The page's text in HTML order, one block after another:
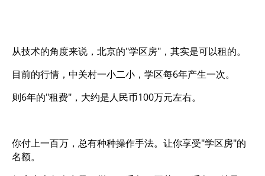
从技术的角度来说，北京的"学区房"，其实是可以租的。
目前的行情，中关村一小二小，学区每6年产生一次。
则6年的"租费"，大约是人民币100万元左右。
你付上一百万，总有种种操作手法。让你享受"学区房"的
名额。